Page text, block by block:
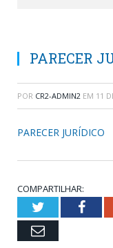
PARECER
POR CR2-ADMIN2 EM 11
PARECER JURÍDICO
COMPARTILHAR:
Twitter
Email